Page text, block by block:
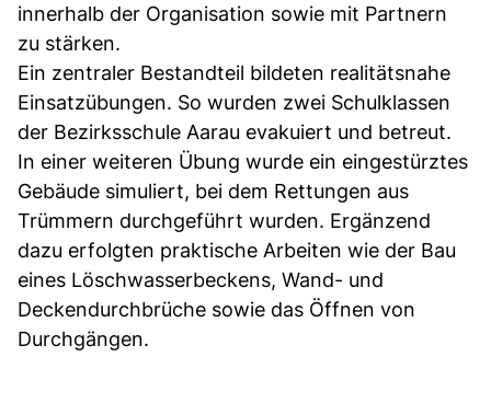
innerhalb der Organisation sowie mit Partnern
zu stärken.
Ein zentraler Bestandteil bildeten realitätsnahe
Einsatzübungen. So wurden zwei Schulklassen
der Bezirksschule Aarau evakuiert und betreut.
In einer weiteren Übung wurde ein eingestürztes
Gebäude simuliert, bei dem Rettungen aus
Trümmern durchgeführt wurden. Ergänzend
dazu erfolgten praktische Arbeiten wie der Bau
eines Löschwasserbeckens, Wand- und
Deckendurchbrüche sowie das Öffnen von
Durchgängen.